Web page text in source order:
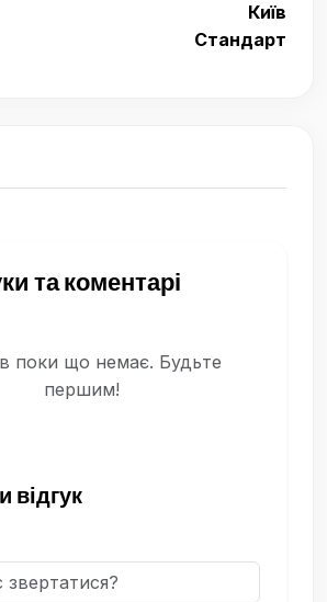
Київ
Стандарт
та коментарі
поки що немає. Будьте
першим!
відгук